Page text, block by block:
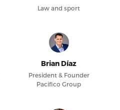
Law and sport
Brian Díaz
President & Founder
Pacifico Group